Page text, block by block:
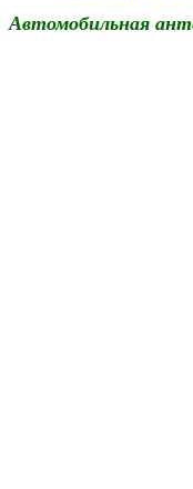
Автомобильная